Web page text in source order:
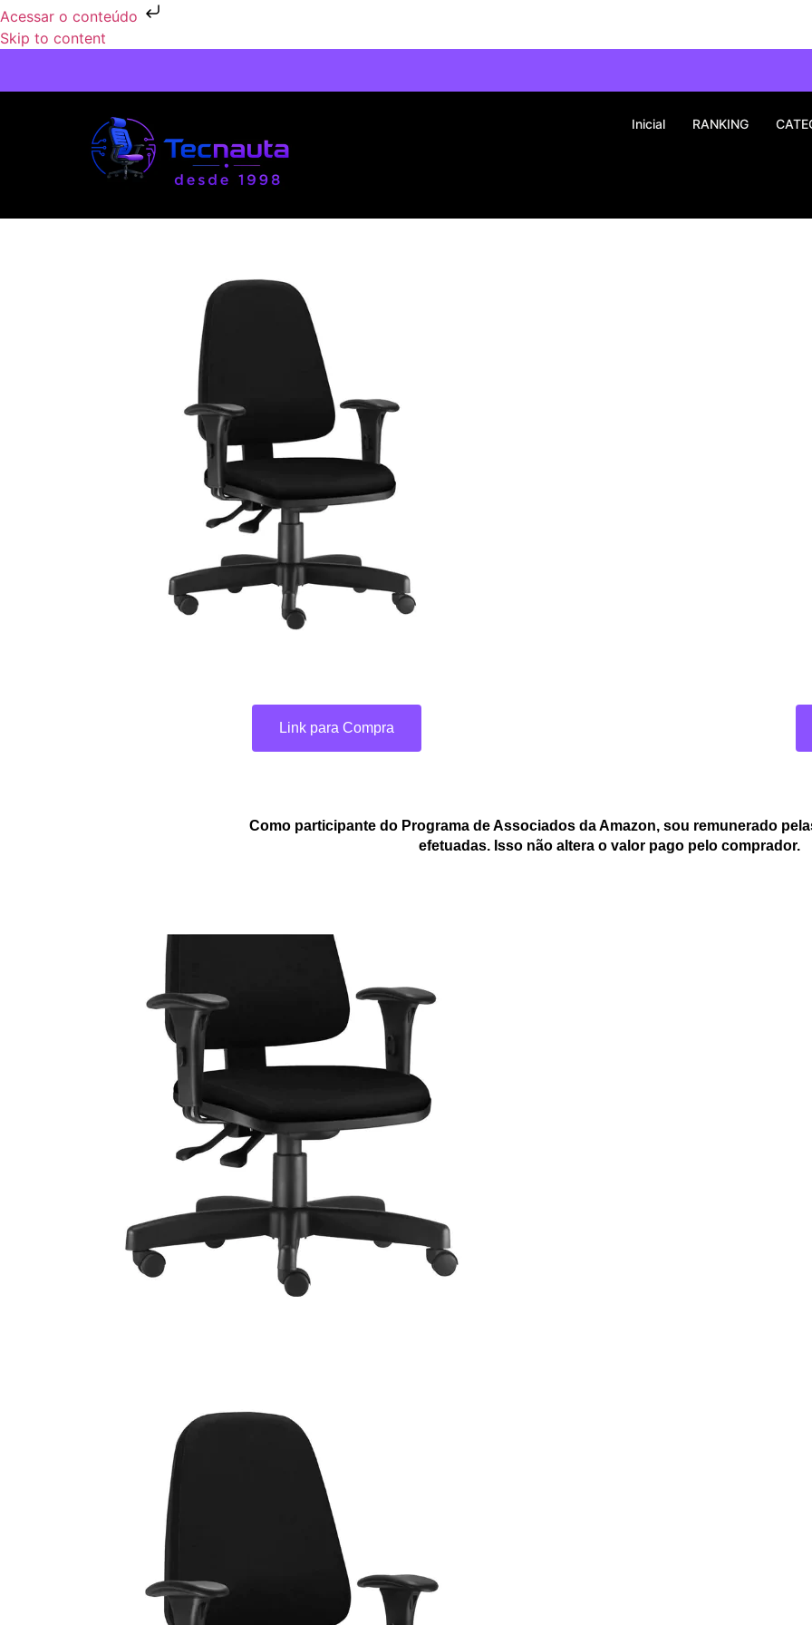
Acessar o conteúdo
Skip to content
Inicial RANKING
Link para Compra
Como participante do Programa de Associados da Amazon, sou remunerado
efetuadas. Isso não altera o valor pago pelo comprador.